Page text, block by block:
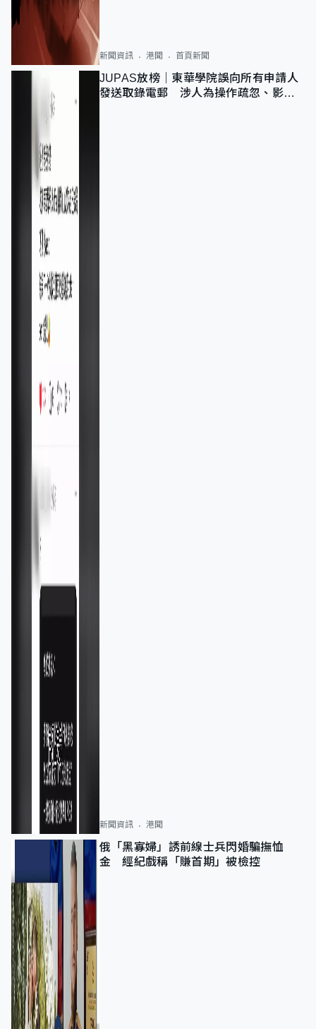
新聞資訊 港聞 首頁新聞
JUPAS放榜｜東華學院誤向所有申請人
發送取錄電郵 涉人為操作疏忽、影響
新聞資訊 港聞
俄「黑寡婦」誘前線士兵閃婚騙撫恤
金 經紀戲稱「賺首期」被檢控